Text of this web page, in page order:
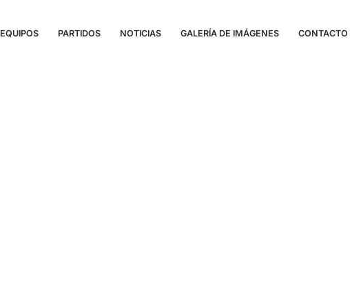
EQUIPOS PARTIDOS NOTICIAS GALERÍA DE IMÁGENES CONTACTO